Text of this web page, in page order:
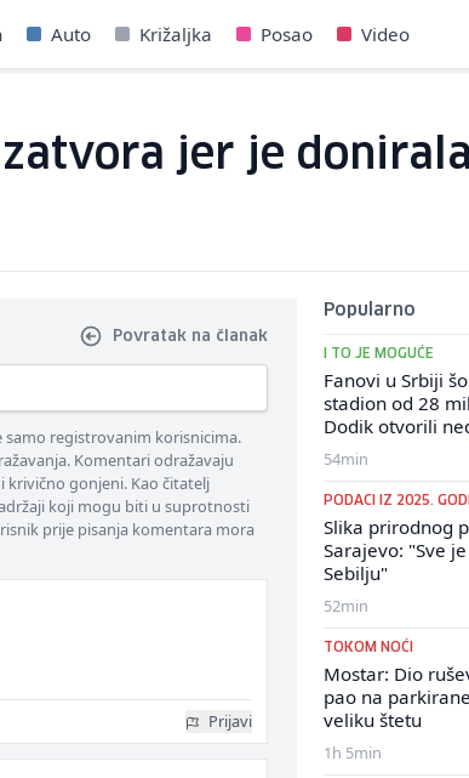
Auto Križaljka Posao Video
jer je
Povratak na članak
samo registrovanim korisnicima.
Komentari odražavaju
gonjeni. Kao čitatelj
koji mogu biti u suprotnosti
prije pisanja komentara mora
Prijavi
Popularno
I TO JE MOGUĆE
Fanovi u Srbiji
stadion od 28
Dodik otvorili
54min
PODACI IZ 2025.
Slika prirodnog
Sarajevo: "Sve
Sebilju"
52min
TOKOM NOĆI
Mostar: Dio
pao na
veliku štetu
1h 5min